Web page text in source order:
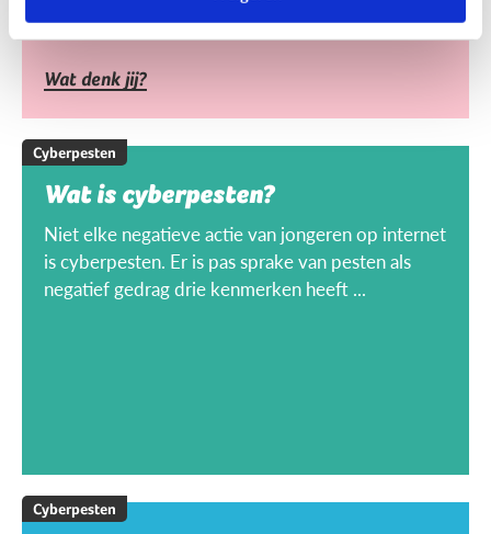
Wat denk jij?
Cyberpesten
Wat is cyberpesten?
Niet elke negatieve actie van jongeren op internet
is cyberpesten. Er is pas sprake van pesten als
negatief gedrag drie kenmerken heeft ...
Cyberpesten